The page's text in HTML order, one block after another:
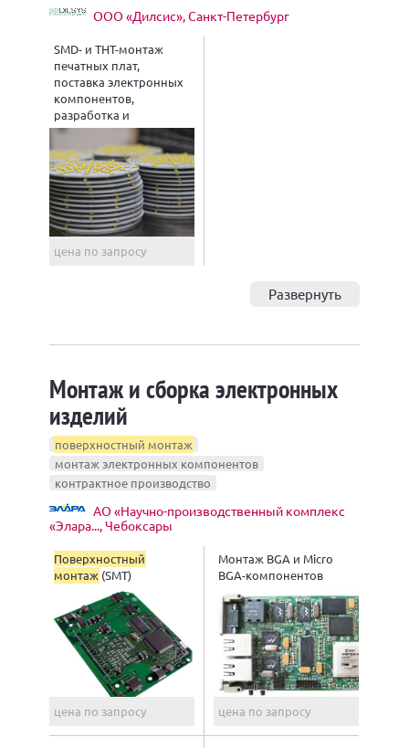
ООО «Дилсис», Санкт-Петербург
SMD- и THT-монтаж
печатных плат,
поставка электронных
компонентов,
разработка и
проектирование
электроники,
изготовление
трафарета
цена по запросу
Развернуть
Монтаж и сборка электронных
изделий
поверхностный монтаж
монтаж электронных компонентов
контрактное производство
АО «Научно-производственный комплекс
«Элара..., Чебоксары
Поверхностный
монтаж (SMT)
цена по запросу
Монтаж BGA и Micro
BGA-компонентов
цена по запросу